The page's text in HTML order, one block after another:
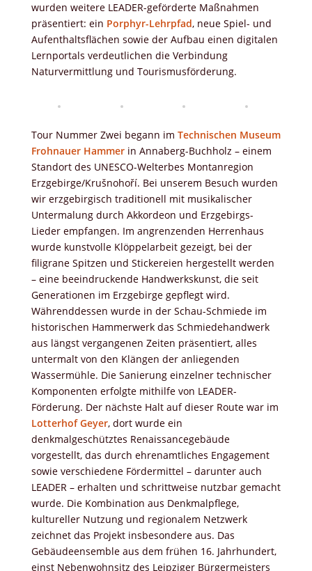
wurden weitere LEADER-geförderte Maßnahmen
präsentiert: ein Porphyr-Lehrpfad, neue Spiel- und
Aufenthaltsflächen sowie der Aufbau einen digitalen
Lernportals verdeutlichen die Verbindung
Naturvermittlung und Tourismusförderung.
Tour Nummer Zwei begann im Technischen Museum
Frohnauer Hammer in Annaberg-Buchholz – einem
Standort des UNESCO-Welterbes Montanregion
Erzgebirge/Krušnohoří. Bei unserem Besuch wurden
wir erzgebirgisch traditionell mit musikalischer
Untermalung durch Akkordeon und Erzgebirgs-
Lieder empfangen. Im angrenzenden Herrenhaus
wurde kunstvolle Klöppelarbeit gezeigt, bei der
filigrane Spitzen und Stickereien hergestellt werden
– eine beeindruckende Handwerkskunst, die seit
Generationen im Erzgebirge gepflegt wird.
Währenddessen wurde in der Schau-Schmiede im
historischen Hammerwerk das Schmiedehandwerk
aus längst vergangenen Zeiten präsentiert, alles
untermalt von den Klängen der anliegenden
Wassermühle. Die Sanierung einzelner technischer
Komponenten erfolgte mithilfe von LEADER-
Förderung. Der nächste Halt auf dieser Route war im
Lotterhof Geyer, dort wurde ein
denkmalgeschütztes Renaissancegebäude
vorgestellt, das durch ehrenamtliches Engagement
sowie verschiedene Fördermittel – darunter auch
LEADER – erhalten und schrittweise nutzbar gemacht
wurde. Die Kombination aus Denkmalpflege,
kultureller Nutzung und regionalem Netzwerk
zeichnet das Projekt insbesondere aus. Das
Gebäudeensemble aus dem frühen 16. Jahrhundert,
einst Nebenwohnsitz des Leipziger Bürgermeisters